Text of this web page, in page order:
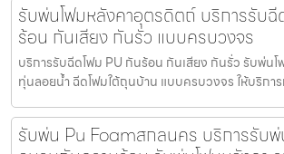
รับพ่นโฟมหลังคาอุตรดิตถ์ บริการรับฉี
ร้อน กันเสียง กันรั่ว แบบครบวงจร
บริการรับฉีดโฟม PU กันร้อน กันเสียง กันรั่ว รับพ่นโ
ทุ่นลอยน้ำ ฉีดโฟมใต้ถุนบ้าน แบบครบวงจร ให้บริกา
รับพ่น Pu Foamสกลนคร บริการรับ